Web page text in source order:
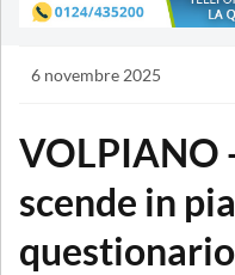
6 novembre 2025
VOLPIANO
scende in